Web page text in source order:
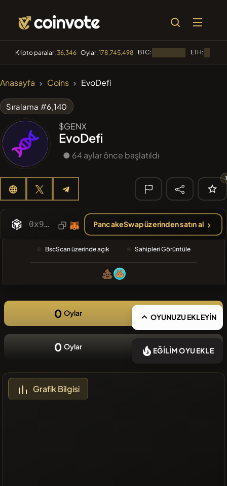
Kripto paralar:36,346 Oylar:178,745,498 BTC: ETH:
Heap of hay HAY
#530
🔎 SON
ARAMA
❌Son
zamanlarda
eklenen
coin yok
Anasayfa Coins EvoDefi
Sıralama #6,140
$GENX
EvoDefi
● 64 aylar önce başlatıldı
1
0x9AA18A4E73E1016918fA360Eed950D9580C9551d PancakeSwap üzerinden satın al
BscScan üzerinde açık Sahipleri Görüntüle
0 Oylar OYUNUZU EKLEYİN
0 Oylar EĞİLİM OYU EKLE
Grafik Bilgisi